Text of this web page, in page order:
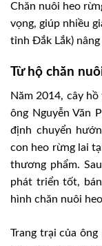
Chăn nuôi heo
vọng, giúp nhiều
tỉnh Đắk Lắk)
Từ hộ chăn
Năm 2014, cây
ông Nguyễn Văn
định chuyển
con heo rừng lai
thương phẩm.
phát triển tốt,
hình chăn nuôi
Trang trại của